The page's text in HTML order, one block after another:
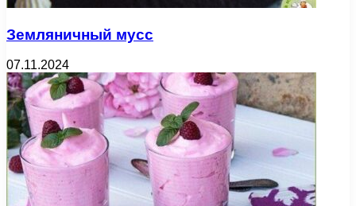
Земляничный мусс
07.11.2024